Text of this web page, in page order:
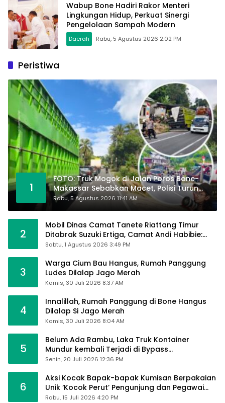
Wabup Bone Hadiri Rakor Menteri
Lingkungan Hidup, Perkuat Sinergi
Pengelolaan Sampah Modern
Daerah Rabu, 5 Agustus 2026 2:02 PM
Peristiwa
1
FOTO: Truk Mogok di Jalan Poros Bone-
Makassar Sebabkan Macet, Polisi Turun
Tangan
Rabu, 5 Agustus 2026 11:41 AM
2
Mobil Dinas Camat Tanete Riattang Timur
Ditabrak Suzuki Ertiga, Camat Andi Habibie:
Alhamdulillah Saya Baik-Baik Saja
Sabtu, 1 Agustus 2026 3:49 PM
3
Warga Cium Bau Hangus, Rumah Panggung
Ludes Dilalap Jago Merah
Kamis, 30 Juli 2026 8:37 AM
4
Innalillah, Rumah Panggung di Bone Hangus
Dilalap Si Jago Merah
Kamis, 30 Juli 2026 8:04 AM
5
Belum Ada Rambu, Laka Truk Kontainer
Mundur kembali Terjadi di Bypass
Sumpallabbu
Senin, 20 Juli 2026 12:36 PM
6
Aksi Kocak Bapak-bapak Kumisan Berpakaian
Unik ‘Kocok Perut’ Pengunjung dan Pegawai
Alfamart, Ngaku Aktifkan Layar Sentuh Atm
Rabu, 15 Juli 2026 4:20 PM